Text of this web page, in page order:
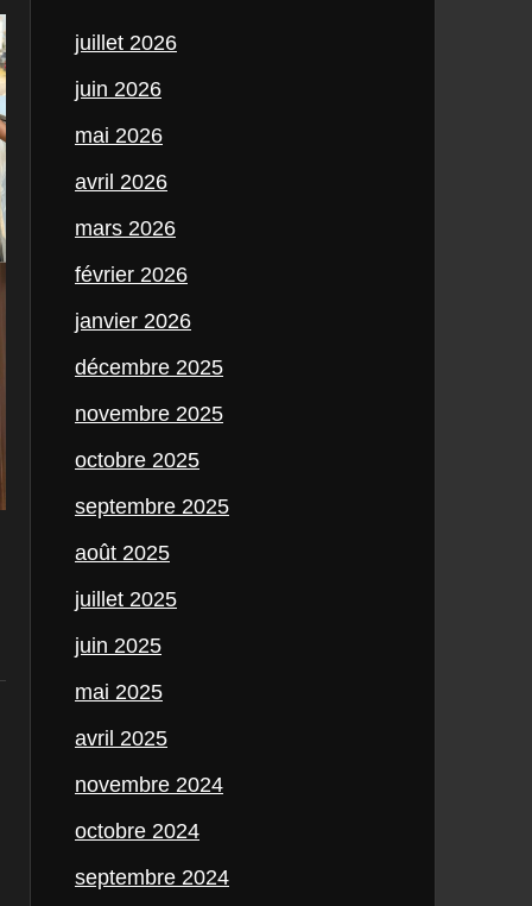
juillet 2026
juin 2026
mai 2026
avril 2026
mars 2026
février 2026
janvier 2026
décembre 2025
novembre 2025
octobre 2025
septembre 2025
août 2025
juillet 2025
juin 2025
mai 2025
avril 2025
novembre 2024
octobre 2024
septembre 2024